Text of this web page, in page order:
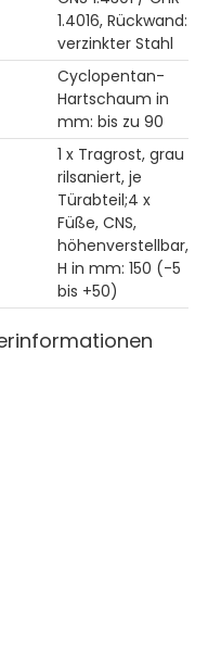
1.4016, Rückwand:
verzinkter Stahl
Cyclopentan-
Hartschaum in
mm: bis zu 90
1 x Tragrost, grau
rilsaniert, je
Türabteil;4 x
Füße, CNS,
höhenverstellbar,
H in mm: 150 (-5
bis +50)